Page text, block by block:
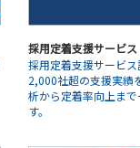
採用定着支援サービス
採用定着支援サービ
2,000社超の支援実績
析から定着率向上ま
す。